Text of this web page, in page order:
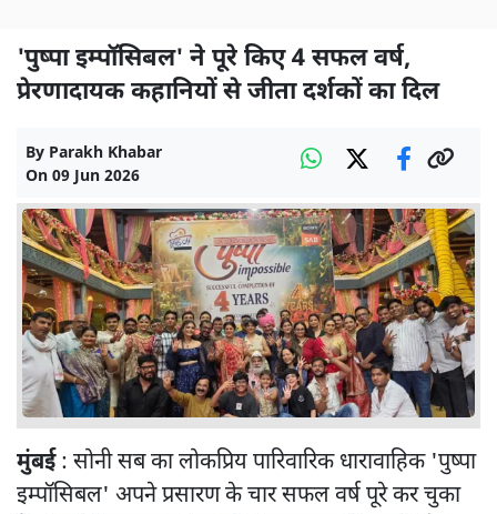
'पुष्पा इम्पॉसिबल' ने पूरे किए 4 सफल वर्ष,
प्रेरणादायक कहानियों से जीता दर्शकों का दिल
By Parakh Khabar
On 09 Jun 2026
मुंबई: सोनी सब का लोकप्रिय पारिवारिक धारावाहिक 'पुष्पा
इम्पॉसिबल' अपने प्रसारण के चार सफल वर्ष पूरे कर चुका